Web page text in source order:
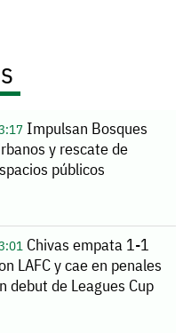
Impulsan Bosques
y rescate de
públicos
Chivas empata 1-1
LAFC y cae en penales
debut de Leagues Cup